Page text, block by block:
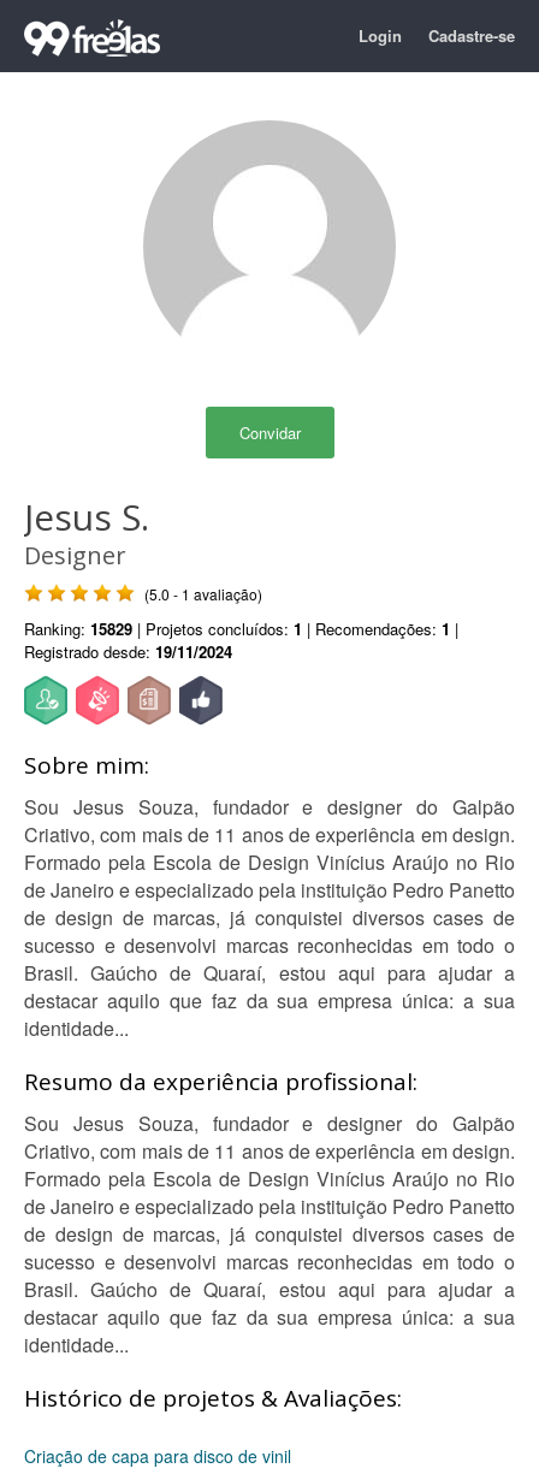
Login Cadastre-se
Convidar
Jesus S.
Designer
(5.0 - 1 avaliação)
Ranking: 15829 | Projetos concluídos: 1 | Recomendações: 1 |
Registrado desde: 19/11/2024
Sobre mim:
Sou Jesus Souza, fundador e designer do Galpão
Criativo, com mais de 11 anos de experiência em design.
Formado pela Escola de Design Vinícius Araújo no Rio
de Janeiro e especializado pela instituição Pedro Panetto
de design de marcas, já conquistei diversos cases de
sucesso e desenvolvi marcas reconhecidas em todo o
Brasil. Gaúcho de Quaraí, estou aqui para ajudar a
destacar aquilo que faz da sua empresa única: a sua
identidade...
Resumo da experiência profissional:
Sou Jesus Souza, fundador e designer do Galpão
Criativo, com mais de 11 anos de experiência em design.
Formado pela Escola de Design Vinícius Araújo no Rio
de Janeiro e especializado pela instituição Pedro Panetto
de design de marcas, já conquistei diversos cases de
sucesso e desenvolvi marcas reconhecidas em todo o
Brasil. Gaúcho de Quaraí, estou aqui para ajudar a
destacar aquilo que faz da sua empresa única: a sua
identidade...
Histórico de projetos & Avaliações:
Criação de capa para disco de vinil